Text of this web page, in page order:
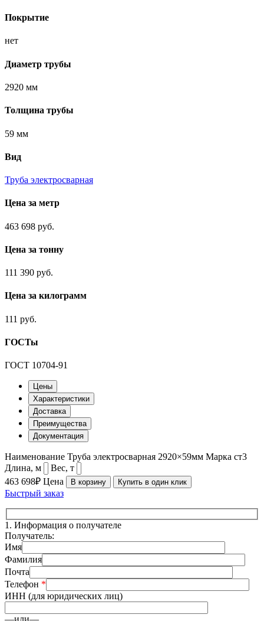
Покрытие
нет
Диаметр трубы
2920 мм
Толщина трубы
59 мм
Вид
Труба электросварная
Цена за метр
463 698 руб.
Цена за тонну
111 390 руб.
Цена за килограмм
111 руб.
ГОСТы
ГОСТ 10704-91
Цены
Характеристики
Доставка
Преимущества
Документация
Наименование Труба электросварная 2920×59мм Марка ст3
Длина, м
Вес, т
463 698₽ Цена В корзину Купить в один клик
Быстрый заказ
1. Информация о получателе
Получатель:
Имя
Фамилия
Почта
Телефон *
ИНН (для юридических лиц)
—или—